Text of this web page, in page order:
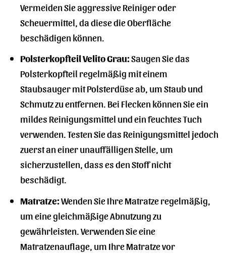
Vermeiden Sie aggressive Reiniger oder
Scheuermittel, da diese die Oberfläche
beschädigen können.
Polsterkopfteil Velito Grau:Saugen Sie das
Polsterkopfteil regelmäßig mit einem
Staubsauger mit Polsterdüse ab, um Staub und
Schmutz zu entfernen. Bei Flecken können Sie ein
mildes Reinigungsmittel und ein feuchtes Tuch
verwenden. Testen Sie das Reinigungsmittel jedoch
zuerst an einer unauffälligen Stelle, um
sicherzustellen, dass es den Stoff nicht
beschädigt.
Matratze:Wenden Sie Ihre Matratze regelmäßig,
um eine gleichmäßige Abnutzung zu
gewährleisten. Verwenden Sie eine
Matratzenauflage, um Ihre Matratze vor